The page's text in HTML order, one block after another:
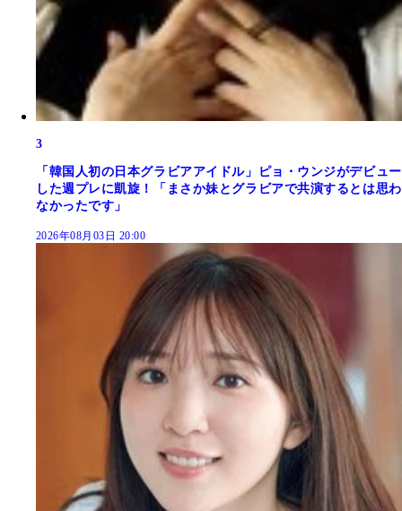
3
「韓国人初の日本グラビアアイドル」ピョ・ウンジがデビュー
した週プレに凱旋！「まさか妹とグラビアで共演するとは思わ
なかったです」
2026年08月03日 20:00